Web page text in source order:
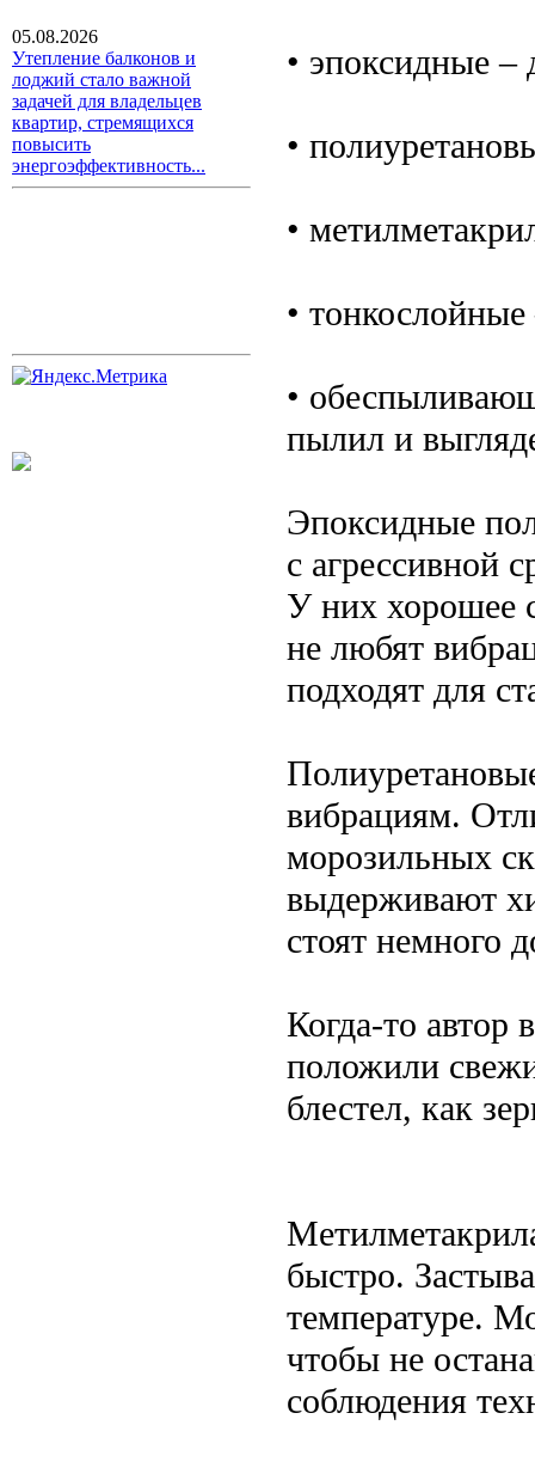
05.08.2026
Утепление балконов и
лоджий стало важной
задачей для владельцев
квартир, стремящихся
повысить
энергоэффективность...
• эпоксидные –
•
•
•
•
пылил и
Эпоксидные
с агрессивной
У них хорошее
не любят
подходят для
вибрациям.
морозильных
выдерживают
стоят немного
Когда-то автор
положили
блестел, как
быстро.
температуре.
чтобы не
соблюдения